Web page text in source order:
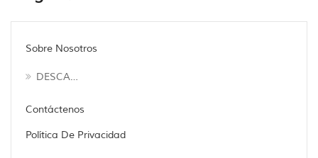
Sobre Nosotros
DESCARGAR
Contáctenos
Política De Privacidad